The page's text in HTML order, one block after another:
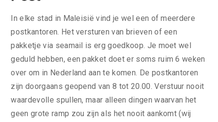
In elke stad in Maleisië vind je wel een of meerdere
postkantoren. Het versturen van brieven of een
pakketje via seamail is erg goedkoop. Je moet wel
geduld hebben, een pakket doet er soms ruim 6 weken
over om in Nederland aan te komen. De postkantoren
zijn doorgaans geopend van 8 tot 20.00. Verstuur nooit
waardevolle spullen, maar alleen dingen waarvan het
geen grote ramp zou zijn als het nooit aankomt (wij